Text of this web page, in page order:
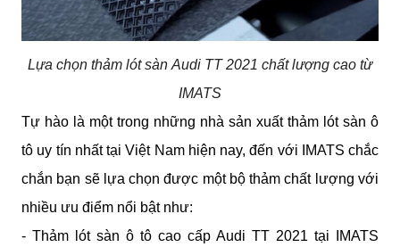
Lựa chọn thảm lót sàn Audi TT 2021 chất lượng cao từ
IMATS
Tự hào là một trong những nhà sản xuất thảm lót sàn ô
tô uy tín nhất tại Việt Nam hiện nay, đến với IMATS chắc
chắn bạn sẽ lựa chọn được một bộ thảm chất lượng với
nhiều ưu điểm nổi bật như:
- Thảm lót sàn ô tô cao cấp Audi TT 2021 tại IMATS